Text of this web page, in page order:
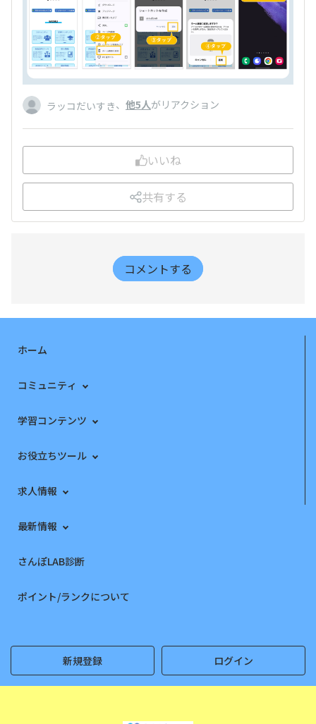
ラッコだいすき、 他5人がリアクション
いいね
共有する
コメントする
ホーム
コミュニティ
学習コンテンツ
お役立ちツール
求人情報
最新情報
さんぽLAB診断
ポイント/ランクについて
新規登録 ログイン